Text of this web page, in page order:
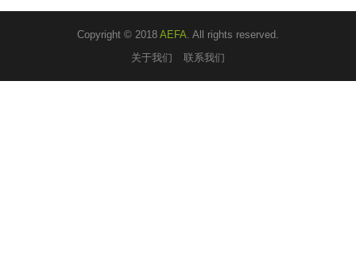
Copyright © 2018 AEFA. All rights reserved.
关于我们
联系我们